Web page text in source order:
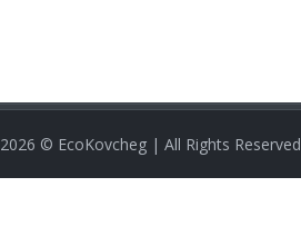
2026 © EcoKovcheg | All Rights Reserved